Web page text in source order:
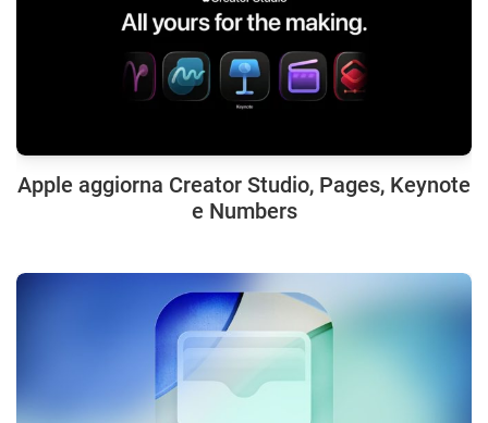
Apple aggiorna Creator Studio, Pages, Keynote
e Numbers